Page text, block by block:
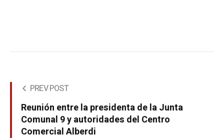
PREV POST
Reunión entre la presidenta de la Junta
Comunal 9 y autoridades del Centro
Comercial Alberdi